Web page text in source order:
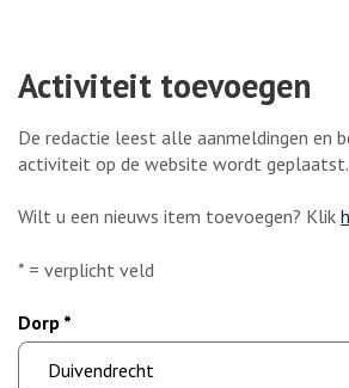
Activiteit toevoegen
De redactie leest alle aanmeldingen en
activiteit op de website wordt geplaatst.
Wilt u een nieuws item toevoegen? Klik
* = verplicht veld
Dorp *